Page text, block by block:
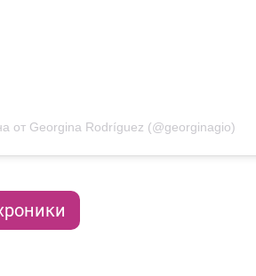
от Georgina Rodríguez (@georginagio)